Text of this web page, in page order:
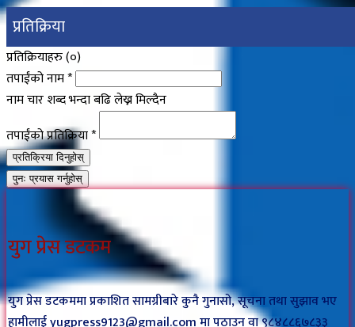
प्रतिक्रिया
प्रतिक्रियाहरु (०)
तपाईंको नाम*
नाम चार शब्द भन्दा बढि लेख्न मिल्दैन
तपाईंको प्रतिक्रिया*
प्रतिक्रिया दिनुहोस्
पुनः प्रयास गर्नुहोस्
युग प्रेस डटकम
युग प्रेस डटकममा प्रकाशित सामग्रीबारे कुनै गुनासो, सूचना तथा सुझाव भए
हामीलाई yugpress9123@gmail.com मा पठाउन वा ९८४८८६७८३३